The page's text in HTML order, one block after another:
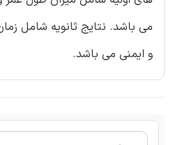
می باشد. نتایج ثانویه شامل
و ایمنی می باشد.